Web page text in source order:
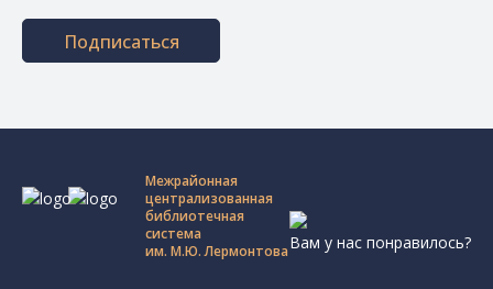
Подписаться
Межрайонная
централизованная
библиотечная
система
им. М.Ю. ЛермонтоваВам у нас понравилось?